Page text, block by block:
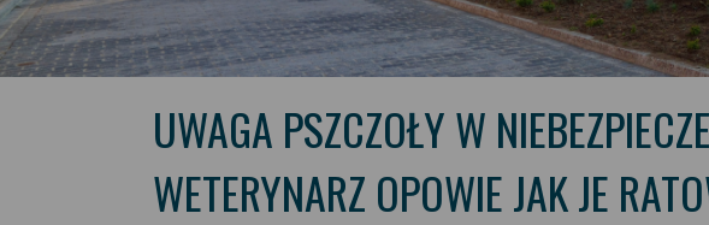
UWAGA PSZCZOŁY W
WETERYNARZ OPOWIE JAK JE